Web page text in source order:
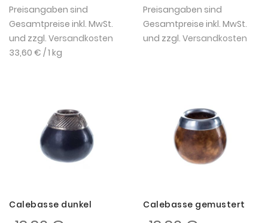
Preisangaben sind
Gesamtpreise inkl. MwSt.
und zzgl. Versandkosten
33,60 € / 1 kg
Preisangaben sind
Gesamtpreise inkl. MwSt.
und zzgl. Versandkosten
Calebasse dunkel Calebasse gemustert